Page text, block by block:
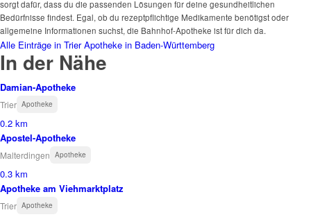
sorgt dafür, dass du die passenden Lösungen für deine gesundheitlichen
Bedürfnisse findest. Egal, ob du rezeptpflichtige Medikamente benötigst oder
allgemeine Informationen suchst, die Bahnhof-Apotheke ist für dich da.
Alle Einträge in TrierApotheke in Baden-Württemberg
In der Nähe
Damian-Apotheke
Trier Apotheke
0.2 km
Apostel-Apotheke
Malterdingen Apotheke
0.3 km
Apotheke am Viehmarktplatz
Trier Apotheke